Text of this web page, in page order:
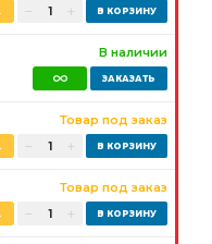
В наличии
Товар под заказ
Товар под заказ